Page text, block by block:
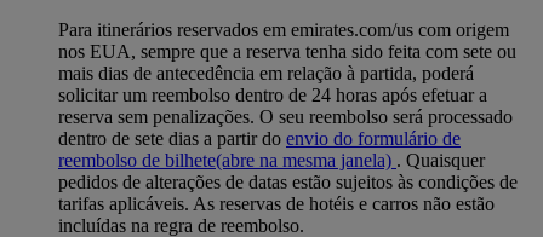
Para itinerários reservados em emirates.com/us com origem
nos EUA, sempre que a reserva tenha sido feita com sete ou
mais dias de antecedência em relação à partida, poderá
solicitar um reembolso dentro de 24 horas após efetuar a
reserva sem penalizações. O seu reembolso será processado
dentro de sete dias a partir do envio do formulário de
reembolso de bilhete(abre na mesma janela) . Quaisquer
pedidos de alterações de datas estão sujeitos às condições de
tarifas aplicáveis. As reservas de hotéis e carros não estão
incluídas na regra de reembolso.